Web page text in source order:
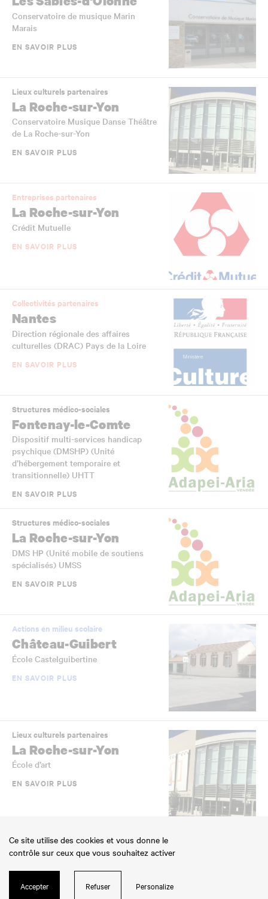
Conservatoire de musique Marin
Marais
EN SAVOIR PLUS
Lieux culturels partenaires
La Roche-sur-Yon
Conservatoire Musique Danse Théâtre
de La Roche-sur-Yon
EN SAVOIR PLUS
Entreprises partenaires
La Roche-sur-Yon
Crédit Mutuelle
EN SAVOIR PLUS
Collectivités partenaires
Nantes
Direction régionale des affaires
culturelles (DRAC) Pays de la Loire
EN SAVOIR PLUS
Structures médico-sociales
Fontenay-le-Comte
Dispositif multi-services handicap
psychique (DMSHP) (Unité
d’hébergement temporaire et
transitionnelle) UHTT
EN SAVOIR PLUS
Structures médico-sociales
La Roche-sur-Yon
DMS HP (Unité mobile de soutiens
spécialisés) UMSS
EN SAVOIR PLUS
Actions en milieu scolaire
Château-Guibert
École Castelguibertine
EN SAVOIR PLUS
Lieux culturels partenaires
La Roche-sur-Yon
École d’art
EN SAVOIR PLUS
Actions en milieu scolaire
Aizenay
École de la Pénière
EN SAVOIR PLUS
Ce site utilise des cookies et vous donne le
contrôle sur ceux que vous souhaitez activer
Accepter Refuser Personalize